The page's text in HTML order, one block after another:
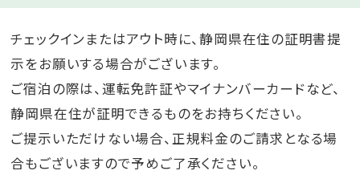
チェックインまたはアウト時に、静岡県在住の証明書提
示をお願いする場合がございます。
ご宿泊の際は、運転免許証やマイナンバーカードなど、
静岡県在住が証明できるものをお持ちください。
ご提示いただけない場合、正規料金のご請求となる場
合もございますので予めご了承ください。